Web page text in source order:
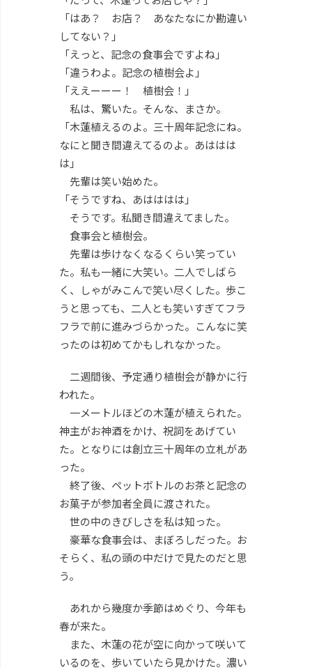
「はあ？ お店？ あなたなにか勘違い
してない？」
「えっと、記念の食事会ですよね」
「違うわよ。記念の植樹会よ」
「ええーーー！ 植樹会！」
私は、驚いた。そんな、まさか。
「木蓮植えるのよ。三十周年記念にね。
なにと聞き間違えてるのよ。あははは
は」
先輩は笑い始めた。
「そうですね、あはははは」
そうです。私聞き間違えてました。
食事会と植樹会。
先輩は歩けなくなるくらい笑ってい
た。私も一緒に大笑い。二人でしばら
く、しゃがみこんで笑い尽くした。歩こ
うと思っても、二人とも笑いすぎてフラ
フラで前に進みづらかった。こんなに笑
ったのは初めてかもしれなかった。
二週間後、予定通り植樹会が静かに行
われた。
一メートルほどの木蓮が植えられた。
神主がお神酒をかけ、祝詞をあげてい
た。となりには創立三十周年の立札があ
った。
終了後、ペットボトルのお茶と記念の
お菓子が参加者全員に渡された。
世の中のきびしさを私は知った。
豪華な食事会は、まぼろしだった。お
そらく、私の頭の中だけで見たのだと思
う。
あれから幾度か季節はめぐり、今年も
春が来た。
また、木蓮の花が空に向かって咲いて
いるのを、歩いていたら見かけた。濃い